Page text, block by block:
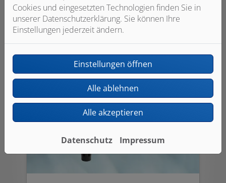
Überdruck, wie z. B. Rohrbrüche,
werden vermieden.
Cookies und eingesetzten Technologien finden Sie in
unserer Datenschutzerklärung. Sie können Ihre
Einstellungen jederzeit ändern.
Einstellungen öffnen
Alle ablehnen
Alle akzeptieren
Datenschutz Impressum